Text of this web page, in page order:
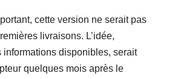
cette version ne serait pas
livraisons. L’idée,
informations disponibles, serait
quelques mois après le